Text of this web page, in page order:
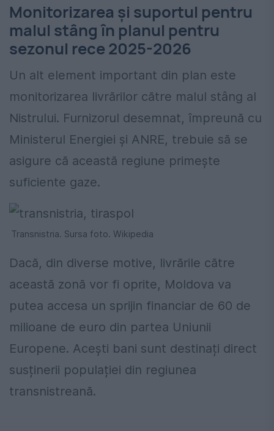
Monitorizarea și suportul pentru
malul stâng în planul pentru
sezonul rece 2025-2026
Un alt element important din plan este
monitorizarea livrărilor către malul stâng al
Nistrului. Furnizorul desemnat, împreună cu
Ministerul Energiei și ANRE, trebuie să se
asigure că această regiune primește
suficiente gaze.
Transnistria. Sursa foto. Wikipedia
Dacă, din diverse motive, livrările către
această zonă vor fi oprite, Moldova va
putea accesa un sprijin financiar de 60 de
milioane de euro din partea Uniunii
Europene. Acești bani sunt destinați direct
susținerii populației din regiunea
transnistreană.